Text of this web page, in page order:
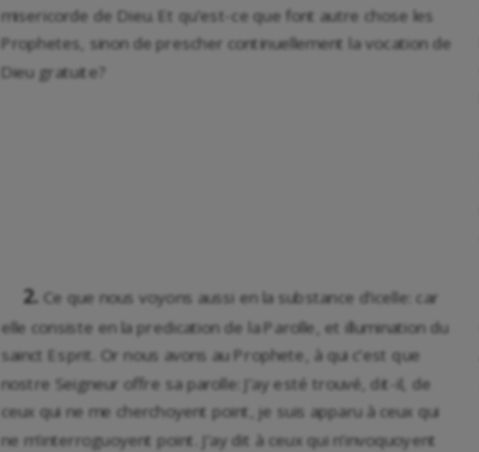
misericorde de Dieu. Et qu’est-ce que font autre chose les
Prophetes, sinon de prescher continuellement la vocation de
Dieu gratuite?
2. Ce que nous voyons aussi en la substance d’icelle: car
elle consiste en la predication de la Parolle, et illumination du
sainct Esprit. Or nous avons au Prophete, à qui c’est que
nostre Seigneur offre sa parolle: J’ay esté trouvé, dit-il, de
ceux qui ne me cherchoyent point, je suis apparu à ceux qui
ne m’interroguoyent point. J’ay dit à ceux qui n’invoquoyent